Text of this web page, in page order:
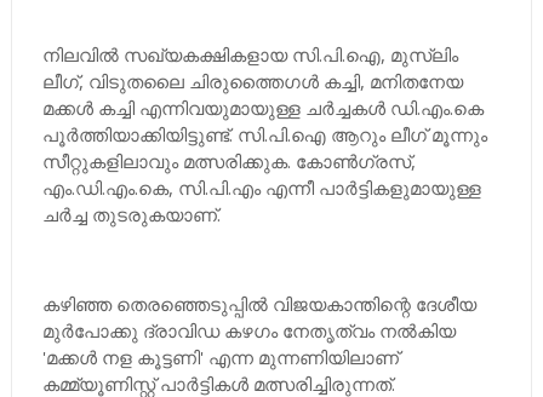
നിലവില്‍ സഖ്യകക്ഷികളായ സി.പി.ഐ, മുസ്ലിം
ലീഗ്, വിടുതലൈ ചിരുത്തൈഗള്‍ കച്ചി, മനിതനേയ
മക്കള്‍ കച്ചി എന്നിവയുമായുള്ള ചര്‍ച്ചകള്‍ ഡി.എം.കെ
പൂര്‍ത്തിയാക്കിയിട്ടുണ്ട്. സി.പി.ഐ ആറും ലീഗ് മൂന്നും
സീറ്റുകളിലാവും മത്സരിക്കുക. കോണ്‍ഗ്രസ്,
എം.ഡി.എം.കെ, സി.പി.എം എന്നീ പാര്‍ട്ടികളുമായുള്ള
ചര്‍ച്ച തുടരുകയാണ്.
കഴിഞ്ഞ തെരഞ്ഞെടുപ്പില്‍ വിജയകാന്തിന്റെ ദേശീയ
മുര്‍പോക്കു ദ്രാവിഡ കഴഗം നേതൃത്വം നല്‍കിയ
'മക്കള്‍ നള കൂട്ടണി' എന്ന മുന്നണിയിലാണ്
കമ്മ്യൂണിസ്റ്റ് പാര്‍ട്ടികള്‍ മത്സരിച്ചിരുന്നത്.